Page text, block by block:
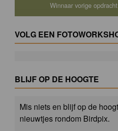
Winnaar vorige
VOLG EEN
BLIJF OP DE HOOGTE
Mis niets en blijf op de
nieuwtjes rondom Birdpix.